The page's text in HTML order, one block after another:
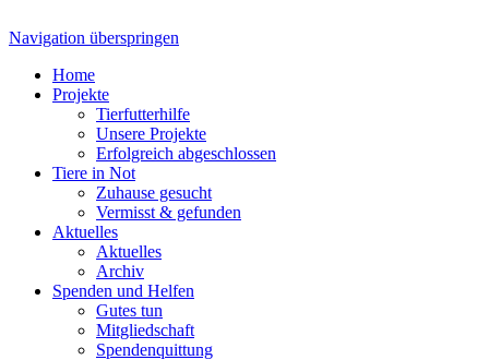
Navigation überspringen
Home
Projekte
Tierfutterhilfe
Unsere Projekte
Erfolgreich abgeschlossen
Tiere in Not
Zuhause gesucht
Vermisst & gefunden
Aktuelles
Aktuelles
Archiv
Spenden und Helfen
Gutes tun
Mitgliedschaft
Spendenquittung